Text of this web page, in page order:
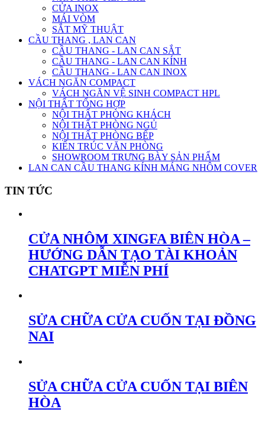
CỬA INOX
MÁI VÒM
SẮT MỸ THUẬT
CẦU THANG , LAN CAN
CẦU THANG - LAN CAN SẮT
CẦU THANG - LAN CAN KÍNH
CẦU THANG - LAN CAN INOX
VÁCH NGĂN COMPACT
VÁCH NGĂN VỆ SINH COMPACT HPL
NỘI THẤT TỔNG HỢP
NỘI THẤT PHÒNG KHÁCH
NỘI THẤT PHÒNG NGỦ
NỘI THẤT PHÒNG BẾP
KIẾN TRÚC VĂN PHÒNG
SHOWROOM TRƯNG BÀY SẢN PHẨM
LAN CAN CẦU THANG KÍNH MÁNG NHÔM COVER
TIN TỨC
CỬA NHÔM XINGFA BIÊN HÒA –
HƯỚNG DẪN TẠO TÀI KHOẢN
CHATGPT MIỄN PHÍ
SỬA CHỮA CỬA CUỐN TẠI ĐỒNG
NAI
SỬA CHỮA CỬA CUỐN TẠI BIÊN
HÒA